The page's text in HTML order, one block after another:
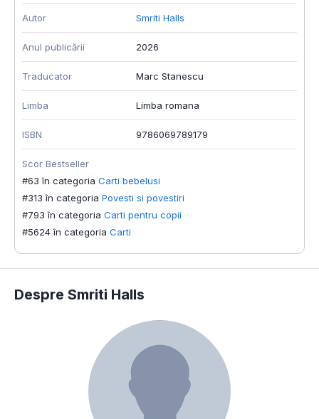
Autor Smriti Halls
Anul publicării 2026
Traducator Marc Stanescu
Limba Limba romana
ISBN 9786069789179
Scor Bestseller
#63 în categoria Carti bebelusi
#313 în categoria Povesti si povestiri
#793 în categoria Carti pentru copii
#5624 în categoria Carti
Despre Smriti Halls